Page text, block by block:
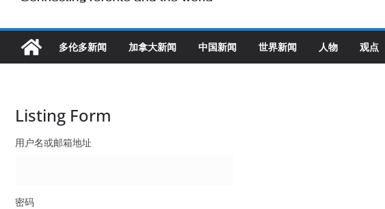
多伦多新闻 加拿大新闻 中国新闻 世界新闻 人物 观点
Listing Form
用户名或邮箱地址
密码